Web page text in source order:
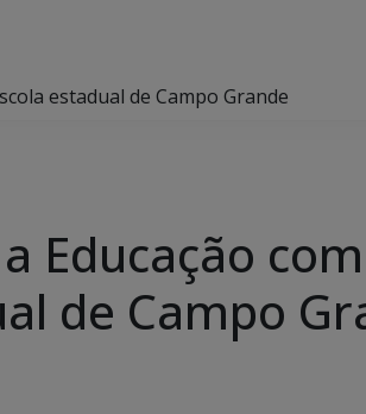
estadual de Campo Grande
Educação
de Campo